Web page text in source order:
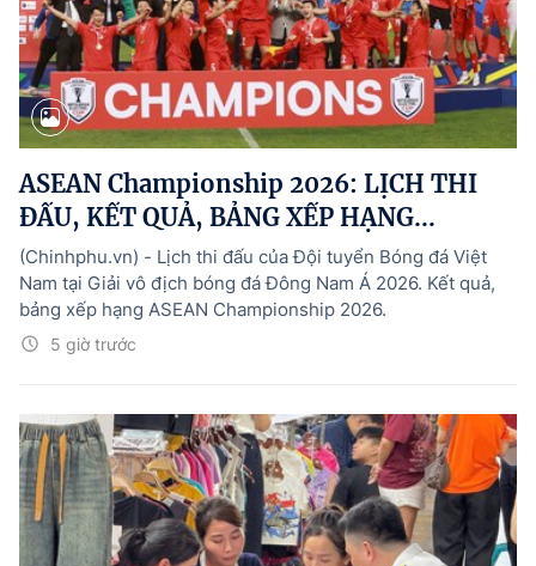
ASEAN Championship 2026: LỊCH THI
ĐẤU, KẾT QUẢ, BẢNG XẾP HẠNG...
5 giờ trước
(Chinhphu.vn) - Lịch thi đấu của Đội tuyển Bóng đá Việt
Nam tại Giải vô địch bóng đá Đông Nam Á 2026. Kết quả,
bảng xếp hạng ASEAN Championship 2026.